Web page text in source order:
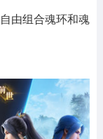
由组合魂环和魂